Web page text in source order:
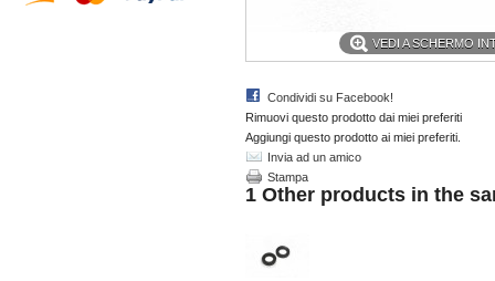
VEDI A SCHERMO
Condividi su Facebook!
Rimuovi questo prodotto dai miei preferiti
Aggiungi questo prodotto ai miei preferiti.
Invia ad un amico
Stampa
1 Other products in the